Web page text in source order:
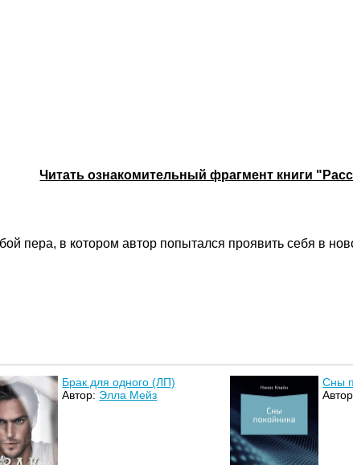
Читать ознакомительный фрагмент книги
пера, в котором автор попытался проявить себя в
Брак для одного (ЛП)
Автор: Элла Мейз
Сны